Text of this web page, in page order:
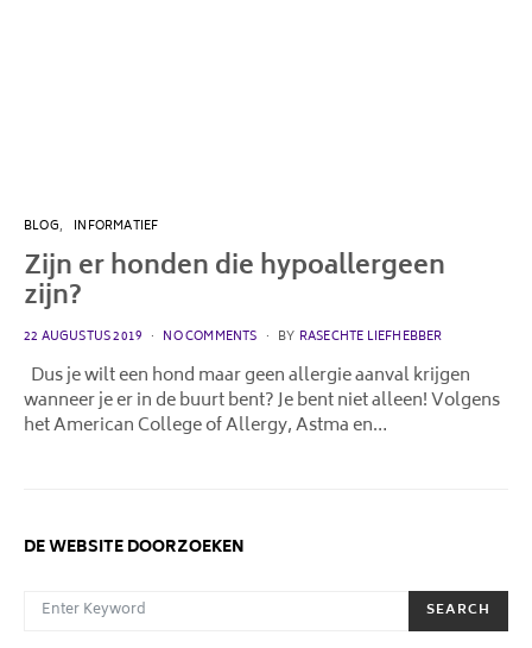
BLOG INFORMATIEF
Zijn er honden die hypoallergeen
zijn?
POSTED
22 AUGUSTUS 2019 NO COMMENTS BY RASECHTE LIEFHEBBER
Dus je wilt een hond maar geen allergie aanval krijgen
wanneer je er in de buurt bent? Je bent niet alleen! Volgens
het American College of Allergy, Astma en…
DE WEBSITE DOORZOEKEN
SEARCH FOR:
SEARCH